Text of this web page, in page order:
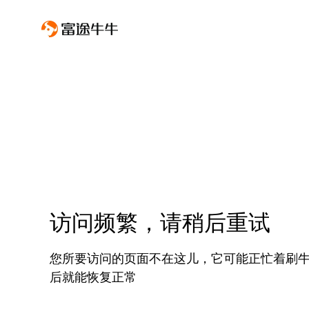
访问频繁，请稍后重试
您所要访问的页面不在这儿，它可能正忙着刷
后就能恢复正常